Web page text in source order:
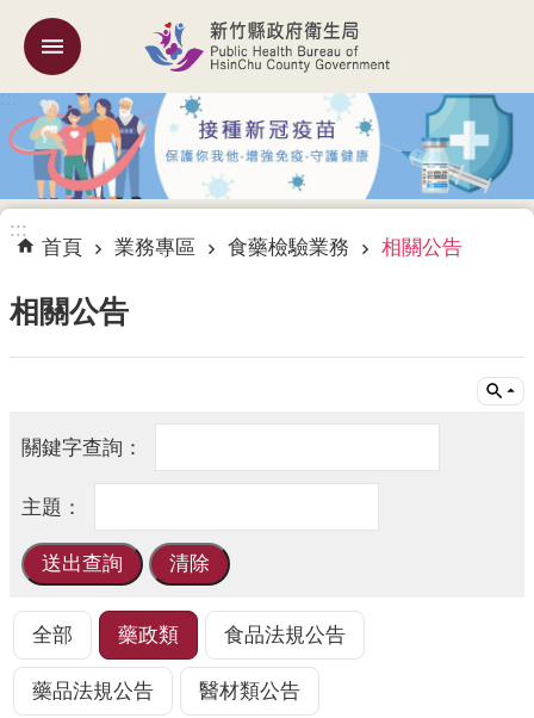
跳到主要內容區塊
機
關
簡
介
訊
公
告
專
區
專
業
人
區
主
題
:::
:::
首頁 業務專區 食藥檢驗業務 相關公告
相關公告
全部 藥政類 食品法規公告
藥品法規公告 醫材類公告